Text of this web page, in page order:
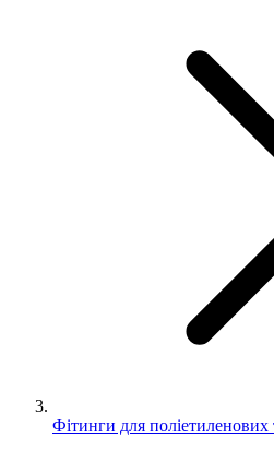
Фітинги для поліетиленових